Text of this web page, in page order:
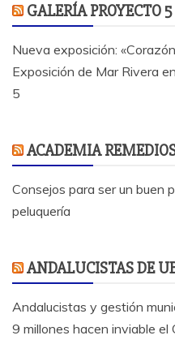
GALERÍA PROYECTO 5
Nueva exposición:
Exposición de Mar Rivera
5
ACADEMIA
Consejos para ser un buen
peluquería
ANDALUCISTAS DE
Andalucistas y gestión
9 millones hacen inviable el